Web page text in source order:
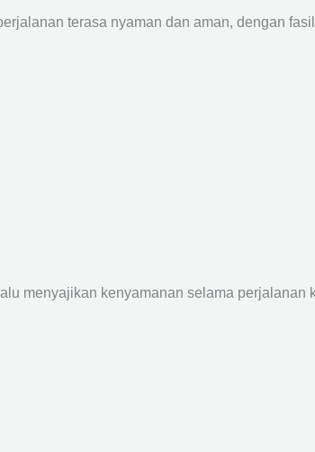
terasa nyaman dan aman, dengan
menyajikan kenyamanan selama